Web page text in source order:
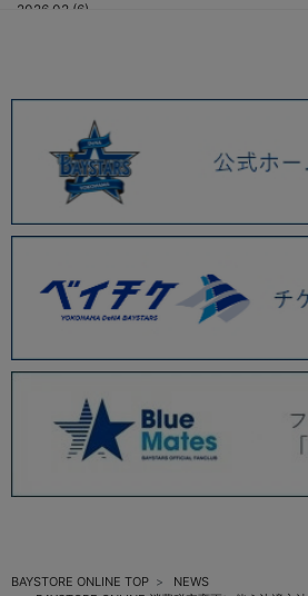
2026.02 (6)
2025.12 (3)
2025.11 (6)
2025.10 (5)
2025.09 (5)
2025.08 (6)
2025.07 (6)
2025.05 (9)
2025.04 (9)
2025.03 (9)
2025.01 (12)
BAYSTORE ONLINE TOP
NEWS